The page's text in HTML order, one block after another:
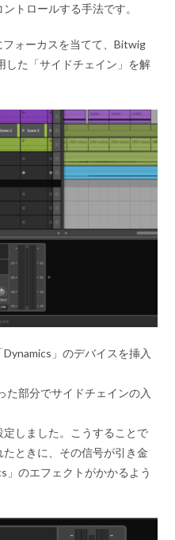
トロールする手法です。
ォーカスを当てて、Bitwig
した「サイドチェイン」を解
」のデバイスを挿入
た部分でサイドチェインの入
しました。こうすることで
たときに、その信号が引き金
」のエフェクトがかかるよう